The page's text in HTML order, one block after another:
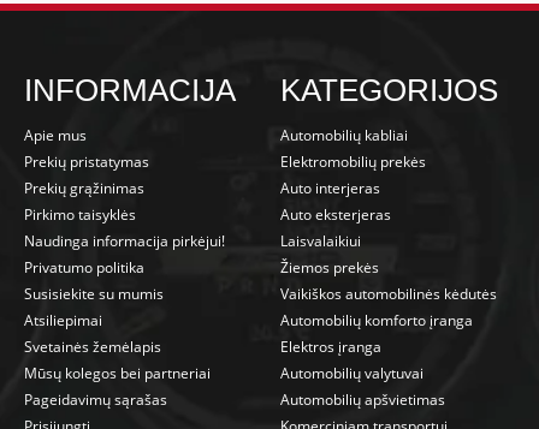
INFORMACIJA
Apie mus
Prekių pristatymas
Prekių grąžinimas
Pirkimo taisyklės
Naudinga informacija pirkėjui!
Privatumo politika
Susisiekite su mumis
Atsiliepimai
Svetainės žemėlapis
Mūsų kolegos bei partneriai
Pageidavimų sąrašas
KATEGORIJOS
Automobilių kabliai
Elektromobilių prekės
Auto interjeras
Auto eksterjeras
Laisvalaikiui
Žiemos prekės
Vaikiškos automobilinės kėdutės
Automobilių komforto įranga
Elektros įranga
Automobilių valytuvai
Automobilių apšvietimas